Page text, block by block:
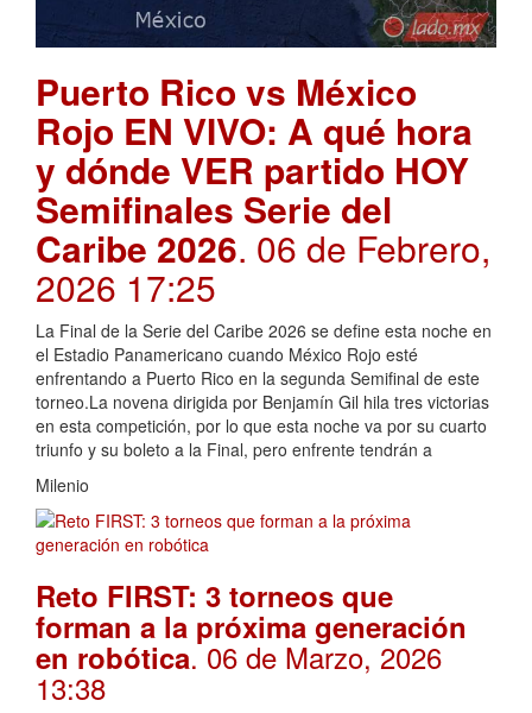
Puerto Rico vs México
Rojo EN VIVO: A qué hora
y dónde VER partido HOY
Semifinales Serie del
Caribe 2026. 06 de Febrero,
2026 17:25
La Final de la Serie del Caribe 2026 se define esta noche en
el Estadio Panamericano cuando México Rojo esté
enfrentando a Puerto Rico en la segunda Semifinal de este
torneo.La novena dirigida por Benjamín Gil hila tres victorias
en esta competición, por lo que esta noche va por su cuarto
triunfo y su boleto a la Final, pero enfrente tendrán a
Milenio
Reto FIRST: 3 torneos que
forman a la próxima generación
en robótica. 06 de Marzo, 2026
13:38